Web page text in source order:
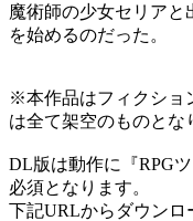
魔術師の少女セリア
を始めるのだった。
※本作品はフィクショ
は全て架空のものとな
DL版は動作に『RPG
必須となります。
下記URLからダウンロ